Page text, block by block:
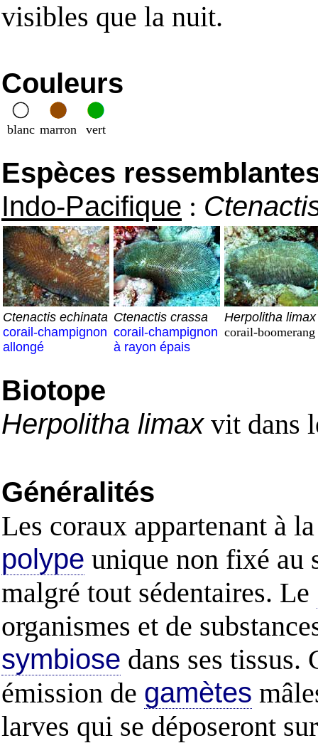
visibles que la nuit.
Couleurs
blanc marron vert
Espèces
Indo-Pacifique :
Ctenactis echinata
corail-champignon
allongé
Ctenactis crassa
corail-champignon
à rayon épais
Herpolitha limax
corail-boomerang
Biotope
Herpolitha limaxvit dans
Généralités
Les coraux appartenant à
polype unique non fixé au
malgré tout sédentaires. Le
organismes et de
symbiose dans ses tissus.
émission de gamètes
larves qui se déposeront